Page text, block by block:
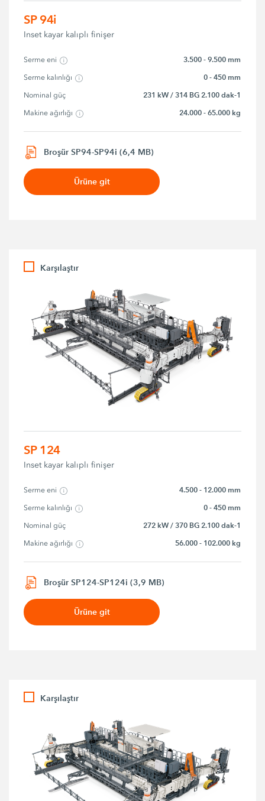
SP 94i
Inset kayar kalıplı finişer
Serme eni 3.500 - 9.500 mm
Serme kalınlığı 0 - 450 mm
Nominal güç 231 kW / 314 BG 2.100 dak-1
Makine ağırlığı 24.000 - 65.000 kg
Broşür SP94-SP94i (6,4 MB)
Ürüne git
Karşılaştır
SP 124
Inset kayar kalıplı finişer
Serme eni 4.500 - 12.000 mm
Serme kalınlığı 0 - 450 mm
Nominal güç 272 kW / 370 BG 2.100 dak-1
Makine ağırlığı 56.000 - 102.000 kg
Broşür SP124-SP124i (3,9 MB)
Ürüne git
Karşılaştır